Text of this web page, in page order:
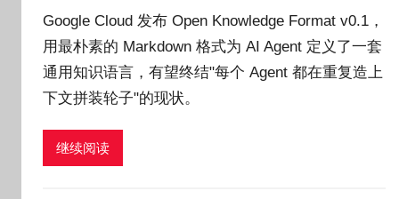
:
O
k
g
Google Cloud 发布 Open Knowledge Format v0.1，
用最朴素的 Markdown 格式为 AI Agent 定义了一套
通用知识语言，有望终结"每个 Agent 都在重复造上
下文拼装轮子"的现状。
继续阅读